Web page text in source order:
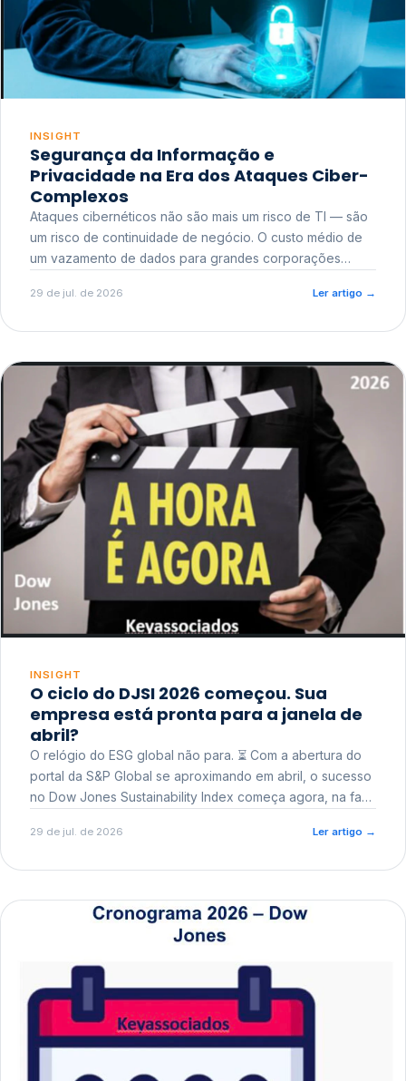
INSIGHT
Segurança da Informação e
Privacidade na Era dos Ataques Ciber-
Complexos
Ataques cibernéticos não são mais um risco de TI — são
um risco de continuidade de negócio. O custo médio de
um vazamento de dados para grandes corporações
reputacional e o risco regulatório junto a órgãos como a
29 de jul. de 2026 Ler artigo →
INSIGHT
O ciclo do DJSI 2026 começou. Sua
empresa está pronta para a janela de
abril?
O relógio do ESG global não para. ⏳ Com a abertura do
portal da S&P Global se aproximando em abril, o sucesso
no Dow Jones Sustainability Index começa agora, na fase
29 de jul. de 2026 Ler artigo →